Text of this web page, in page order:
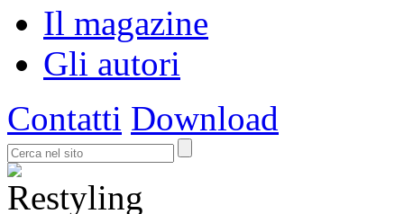
Il magazine
Gli autori
Contatti Download